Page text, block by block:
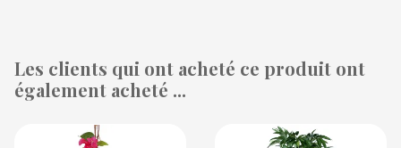
(53 avis)
Les clients qui ont acheté ce produit ont
également acheté ...